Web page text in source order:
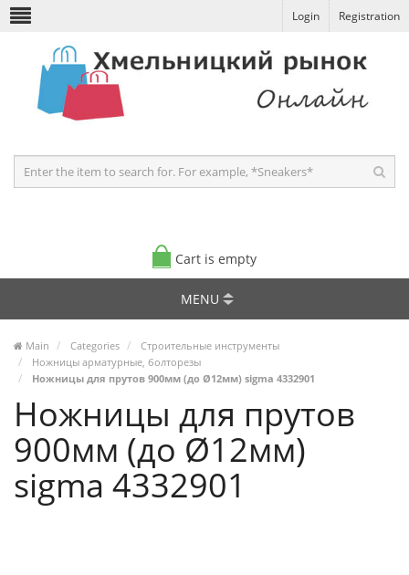
Login Registration
Cart is empty
MENU
Main Categories
Строительные инструменты
Ножницы арматурные, болторезы
Ножницы для прутов 900мм (до Ø12мм) sigma 4332901
Ножницы для прутов
900мм (до Ø12мм)
sigma 4332901